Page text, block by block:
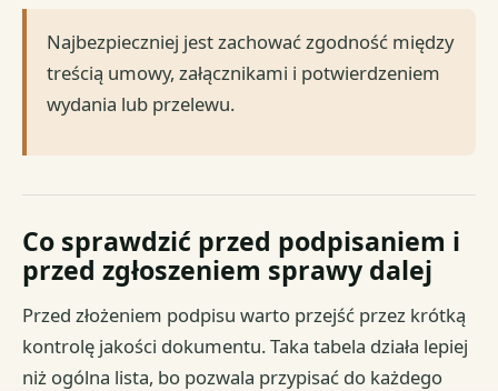
Najbezpieczniej jest zachować zgodność między
treścią umowy, załącznikami i potwierdzeniem
wydania lub przelewu.
Co sprawdzić przed podpisaniem i
przed zgłoszeniem sprawy dalej
Przed złożeniem podpisu warto przejść przez krótką
kontrolę jakości dokumentu. Taka tabela działa lepiej
niż ogólna lista, bo pozwala przypisać do każdego